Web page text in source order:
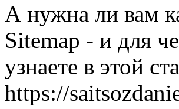
А нужна ли вам
Sitemap - и для
узнаете в этой
https://